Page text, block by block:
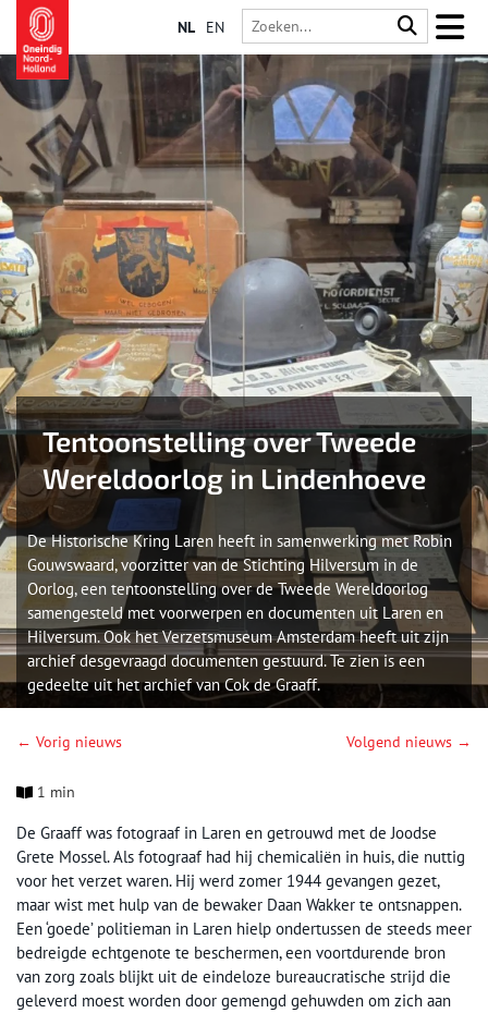
NL EN
Tentoonstelling over Tweede
Wereldoorlog in Lindenhoeve
De Historische Kring Laren heeft in samenwerking met Robin
Gouwswaard, voorzitter van de Stichting Hilversum in de
Oorlog, een tentoonstelling over de Tweede Wereldoorlog
samengesteld met voorwerpen en documenten uit Laren en
Hilversum. Ook het Verzetsmuseum Amsterdam heeft uit zijn
archief desgevraagd documenten gestuurd. Te zien is een
gedeelte uit het archief van Cok de Graaff.
← Vorig nieuws Volgend nieuws →
1 min
De Graaff was fotograaf in Laren en getrouwd met de Joodse
Grete Mossel. Als fotograaf had hij chemicaliën in huis, die nuttig
voor het verzet waren. Hij werd zomer 1944 gevangen gezet,
maar wist met hulp van de bewaker Daan Wakker te ontsnappen.
Een ‘goede’ politieman in Laren hielp ondertussen de steeds meer
bedreigde echtgenote te beschermen, een voortdurende bron
van zorg zoals blijkt uit de eindeloze bureaucratische strijd die
geleverd moest worden door gemengd gehuwden om zich aan